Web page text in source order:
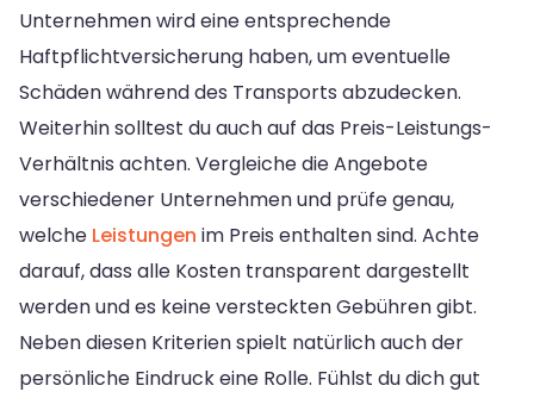
Unternehmen wird eine entsprechende
Haftpflichtversicherung haben, um eventuelle
Schäden während des Transports abzudecken.
Weiterhin solltest du auch auf das Preis-Leistungs-
Verhältnis achten. Vergleiche die Angebote
verschiedener Unternehmen und prüfe genau,
welche Leistungen im Preis enthalten sind. Achte
darauf, dass alle Kosten transparent dargestellt
werden und es keine versteckten Gebühren gibt.
Neben diesen Kriterien spielt natürlich auch der
persönliche Eindruck eine Rolle. Fühlst du dich gut